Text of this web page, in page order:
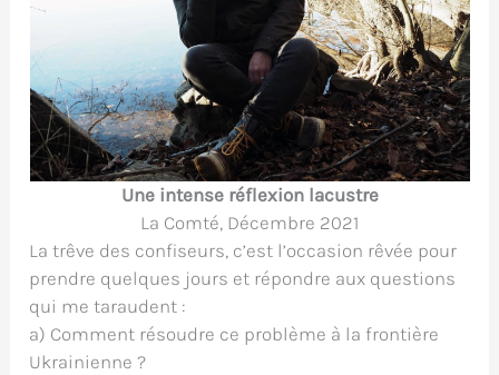
Une intense réflexion lacustre
La Comté, Décembre 2021
La trêve des confiseurs, c’est l’occasion rêvée pour
prendre quelques jours et répondre aux questions
qui me taraudent :
a) Comment résoudre ce problème à la frontière
Ukrainienne ?